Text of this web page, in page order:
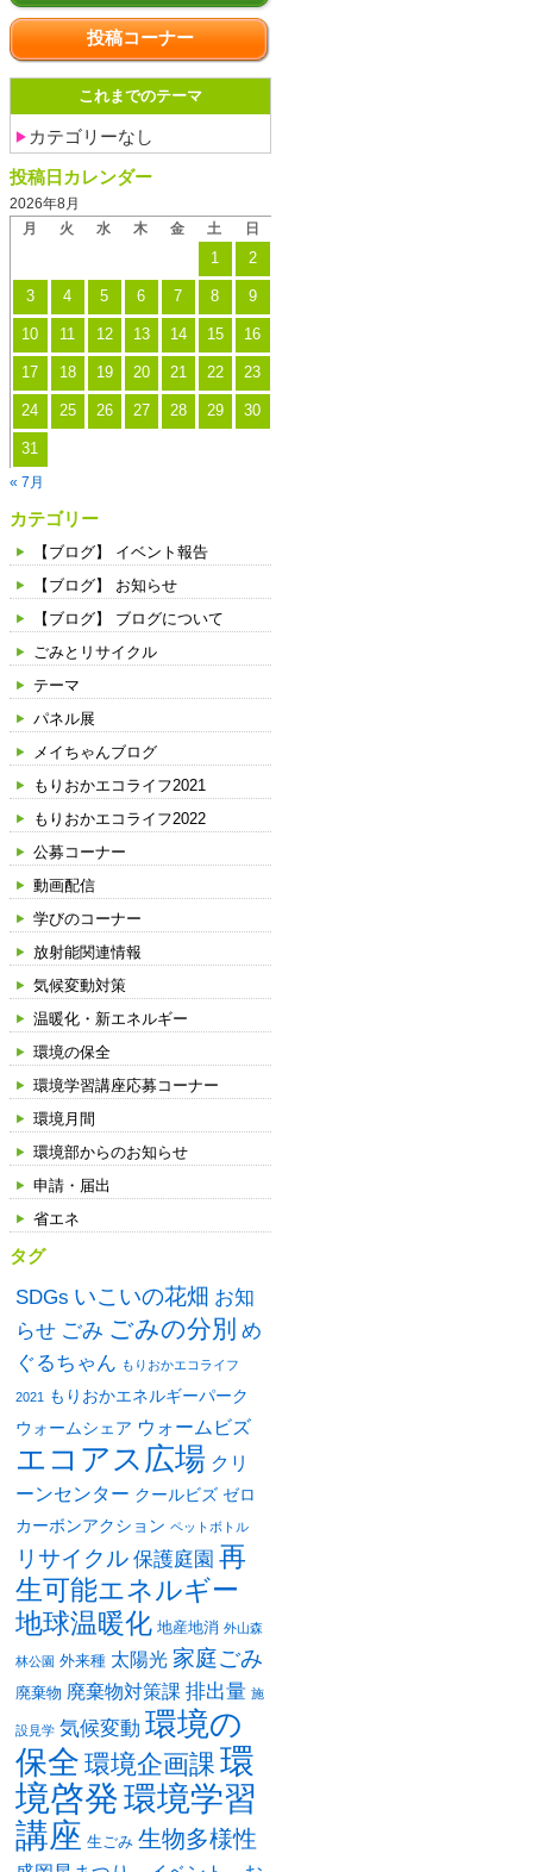
投稿コーナー
これまでのテーマ
カテゴリーなし
投稿日カレンダー
2026年8月
月
火 水 木 金 土 日
1 2
3 4 5 6 7 8 9
10 11 12 13 14 15 16
17 18 19 20 21 22 23
24 25 26 27 28 29 30
31
« 7月
カテゴリー
【ブログ】 イベント報告
【ブログ】 お知らせ
【ブログ】 ブログについて
ごみとリサイクル
テーマ
パネル展
メイちゃんブログ
もりおかエコライフ2021
もりおかエコライフ2022
公募コーナー
動画配信
学びのコーナー
放射能関連情報
気候変動対策
温暖化・新エネルギー
環境の保全
環境学習講座応募コーナー
環境月間
環境部からのお知らせ
申請・届出
省エネ
タグ
SDGs いこいの花畑 お知
らせ ごみ ごみの分別 め
ぐるちゃん もりおかエコライフ
2021
もりおかエネルギーパーク
ウォームシェア ウォームビズ
エコアス広場 クリ
ーンセンター クールビズ ゼロ
カーボンアクション ペットボトル
リサイクル 保護庭園 再
生可能エネルギー
地球温暖化 地産地消 外山森
林公園 外来種 太陽光 家庭ごみ
廃棄物 廃棄物対策課 排出量 施
設見学 気候変動 環境の
保全 環境企画課 環
境啓発環境学習
講座 生ごみ 生物多様性